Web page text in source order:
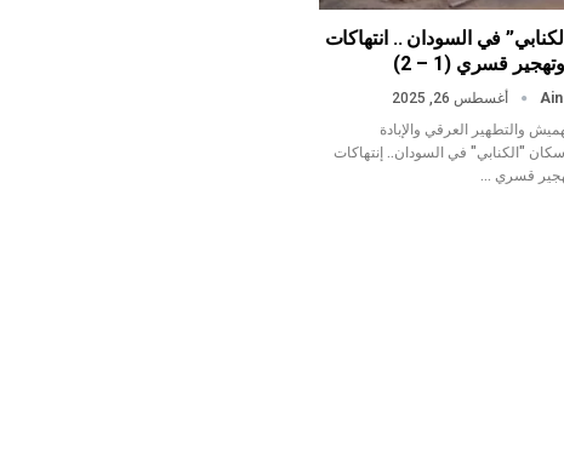
في السودان .. انتهاكات
قسري (1 – 2)
Ain
أغسطس 26, 2025
والتطهير العرقي والإبادة
سكان "الكنابي" في السودان.. إنتهاكات
قسري …